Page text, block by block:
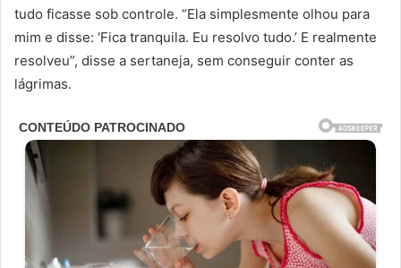
tudo ficasse sob controle. “Ela simplesmente olhou para
mim e disse: ‘Fica tranquila. Eu resolvo tudo.’ E realmente
resolveu”, disse a sertaneja, sem conseguir conter as
lágrimas.